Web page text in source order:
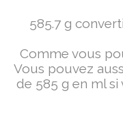
585.7 g
Comme vous
Vous pouvez
de 585 g en ml si